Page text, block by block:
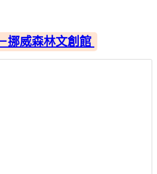
挪威森林文創館